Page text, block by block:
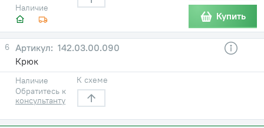
Наличие
Купить
6
142.03.00.090
Крюк
Наличие
Обратитесь к
консультанту
К схеме